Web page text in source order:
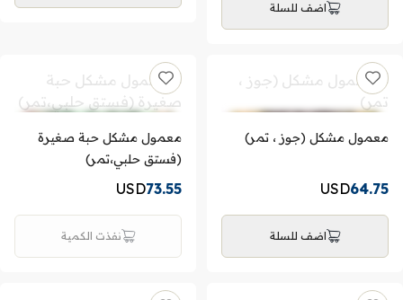
اضف للسلة
معمول مشكل (جوز ، تمر)
64.75
USD
اضف للسلة
معمول مشكل حبة صغيرة
(فستق حلبي،تمر)
73.55
USD
نفذت الكمية